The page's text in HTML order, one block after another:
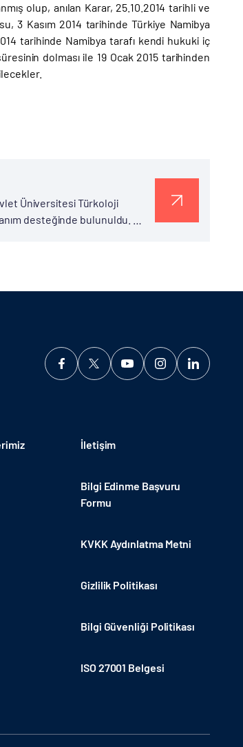
olup, anılan Karar, 25.10.2014 tarihli ve
3 Kasım 2014 tarihinde Türkiye Namibya
tarihinde Namibya tarafı kendi hukuki iç
dolması ile 19 Ocak 2015 tarihinden
Üniversitesi Türkoloji
desteğinde bulunuldu.
İletişim
Bilgi Edinme Başvuru
Formu
KVKK Aydınlatma Metni
Gizlilik Politikası
Bilgi Güvenliği Politikası
ISO 27001 Belgesi